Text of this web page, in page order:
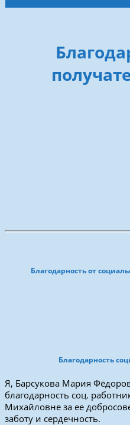
Благодарность от
Благодарность
Я, Барсукова Мария
благодарность соц.
Михайловне за ее
заботу и сердечность.